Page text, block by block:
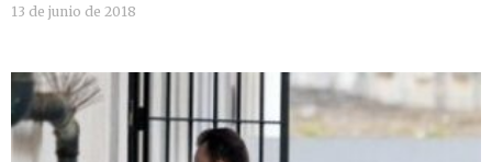
13 de junio de 2018